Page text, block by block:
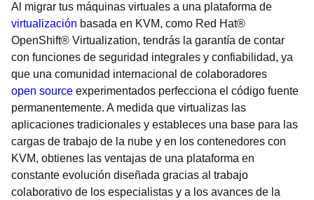
Al migrar tus máquinas virtuales a una plataforma de
virtualización basada en KVM, como Red Hat®
OpenShift® Virtualization, tendrás la garantía de contar
con funciones de seguridad integrales y confiabilidad, ya
que una comunidad internacional de colaboradores
open source experimentados perfecciona el código fuente
permanentemente. A medida que virtualizas las
aplicaciones tradicionales y estableces una base para las
cargas de trabajo de la nube y en los contenedores con
KVM, obtienes las ventajas de una plataforma en
constante evolución diseñada gracias al trabajo
colaborativo de los especialistas y a los avances de la